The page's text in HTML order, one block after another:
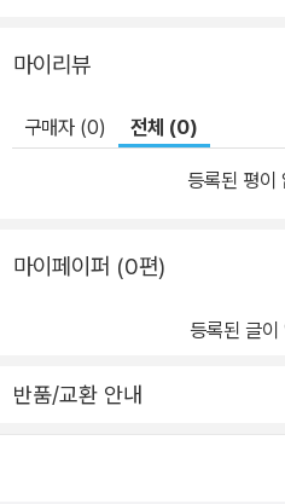
다. 한국은 사회계층 이동 가능성이
다. 때문에 취약계층 자녀들을 위
또한 도시화와 도시재개발 과정에
기회구조가 열리면서 여러 가지 혼
제도인 관본위등급제가 해체되는
‘농민공’이 대거 발생하였다. 이들
마이리뷰
구매자 (0) 전체 (0)
등록된 평이
마이페이퍼 (0편)
등록된 글이
반품/교환 안내